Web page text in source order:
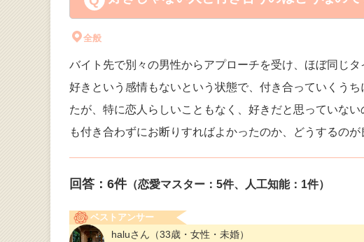
全般
バイト先で別々の男性からアプローチを受け、ほぼ同じ
好きという感情もないという状態で、付き合っていくう
たが、特に恋人らしいこともなく、好きだと思っていな
も付き合わずにお断りすればよかったのか、どうするのが
回答： 6件（恋愛マスター：5件、人工知能：1件）
ベストアンサー
haluさん （33歳・女性・未婚）